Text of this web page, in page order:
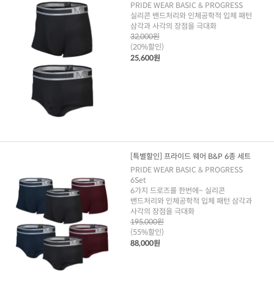
PRIDE WEAR BASIC & PROGRESS
실리콘 밴드처리와 인체공학적 입체 패턴
삼각과 사각의 장점을 극대화
32,000원
(20%할인)
25,600원
[특별할인] 프라이드 웨어 B&P 6종 세트
PRIDE WEAR BASIC & PROGRESS
6Set
6가지 드로즈를 한번에~ 실리콘
밴드처리와 인체공학적 입체 패턴 삼각과
사각의 장점을 극대화
195,000원
(55%할인)
88,000원